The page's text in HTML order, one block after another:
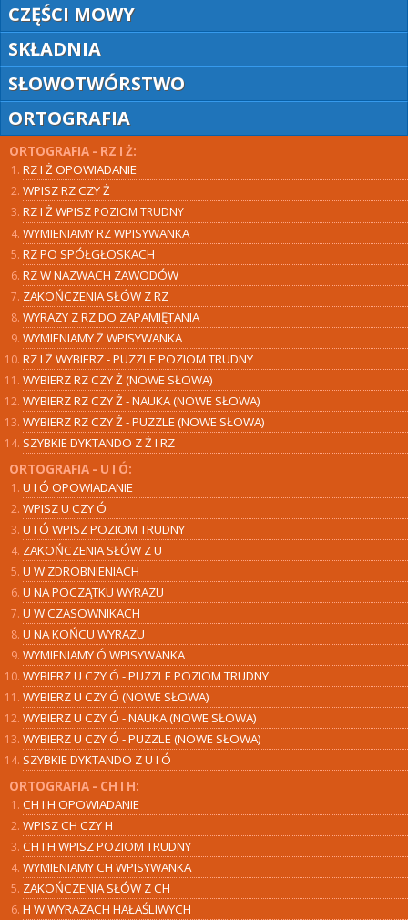
CZĘŚCI MOWY
SKŁADNIA
SŁOWOTWÓRSTWO
ORTOGRAFIA
ORTOGRAFIA - RZ I Ż:
RZ I Ż OPOWIADANIE
WPISZ RZ CZY Ż
RZ I Ż WPISZ POZIOM TRUDNY
WYMIENIAMY RZ WPISYWANKA
RZ PO SPÓŁGŁOSKACH
RZ W NAZWACH ZAWODÓW
ZAKOŃCZENIA SŁÓW Z RZ
WYRAZY Z RZ DO ZAPAMIĘTANIA
WYMIENIAMY Ż WPISYWANKA
RZ I Ż WYBIERZ - PUZZLE POZIOM TRUDNY
WYBIERZ RZ CZY Ż (NOWE SŁOWA)
WYBIERZ RZ CZY Ż - NAUKA (NOWE SŁOWA)
WYBIERZ RZ CZY Ż - PUZZLE (NOWE SŁOWA)
SZYBKIE DYKTANDO Z Ż I RZ
ORTOGRAFIA - U I Ó:
U I Ó OPOWIADANIE
WPISZ U CZY Ó
U I Ó WPISZ POZIOM TRUDNY
ZAKOŃCZENIA SŁÓW Z U
U W ZDROBNIENIACH
U NA POCZĄTKU WYRAZU
U W CZASOWNIKACH
U NA KOŃCU WYRAZU
WYMIENIAMY Ó WPISYWANKA
WYBIERZ U CZY Ó - PUZZLE POZIOM TRUDNY
WYBIERZ U CZY Ó (NOWE SŁOWA)
WYBIERZ U CZY Ó - NAUKA (NOWE SŁOWA)
WYBIERZ U CZY Ó - PUZZLE (NOWE SŁOWA)
SZYBKIE DYKTANDO Z U I Ó
ORTOGRAFIA - CH I H:
CH I H OPOWIADANIE
WPISZ CH CZY H
CH I H WPISZ POZIOM TRUDNY
WYMIENIAMY CH WPISYWANKA
ZAKOŃCZENIA SŁÓW Z CH
H W WYRAZACH HAŁAŚLIWYCH